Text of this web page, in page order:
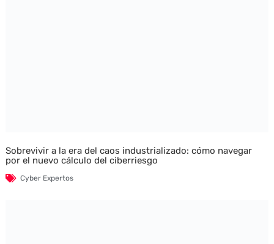
Sobrevivir a la era del caos industrializado: cómo navegar
por el nuevo cálculo del ciberriesgo
Cyber Expertos